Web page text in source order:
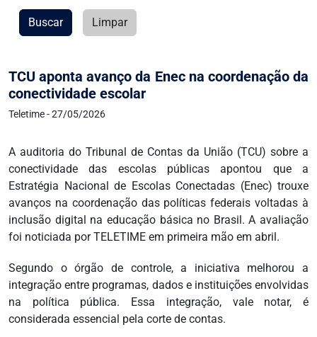
TCU aponta avanço da Enec na coordenação da
conectividade escolar
Teletime - 27/05/2026
A auditoria do Tribunal de Contas da União (TCU) sobre a
conectividade das escolas públicas apontou que a
Estratégia Nacional de Escolas Conectadas (Enec) trouxe
avanços na coordenação das políticas federais voltadas à
inclusão digital na educação básica no Brasil. A avaliação
foi noticiada por TELETIME em primeira mão em abril.
Segundo o órgão de controle, a iniciativa melhorou a
integração entre programas, dados e instituições envolvidas
na política pública. Essa integração, vale notar, é
considerada essencial pela corte de contas.
Buscar Limpar